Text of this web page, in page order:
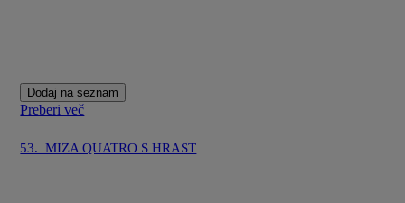
Dodaj na seznam
Preberi več
53. MIZA QUATRO S HRAST